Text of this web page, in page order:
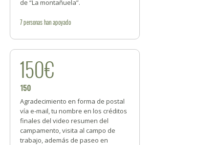
de “La montañuela”.
7personashan apoyado
150€
150
Agradecimiento en forma de postal
vía e-mail, tu nombre en los créditos
finales del video resumen del
campamento, visita al campo de
trabajo, además de paseo en